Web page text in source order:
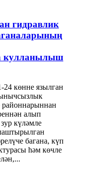
гидравлик
кулланылыш
24 көнне язылган
районнарыннан
алып
күләмле
багана, күп
һәм көчле